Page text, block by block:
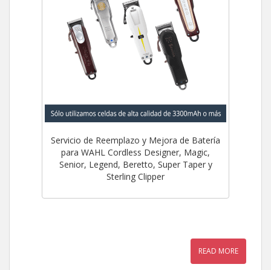
Servicio de Reemplazo y Mejora de Batería
para WAHL Cordless Designer, Magic,
Senior, Legend, Beretto, Super Taper y
Sterling Clipper
READ MORE